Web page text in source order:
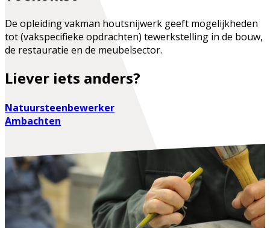
De opleiding vakman houtsnijwerk geeft mogelijkheden
tot (vakspecifieke opdrachten) tewerkstelling in de bouw,
de restauratie en de meubelsector.
Liever iets anders?
Natuursteenbewerker
Ambachten